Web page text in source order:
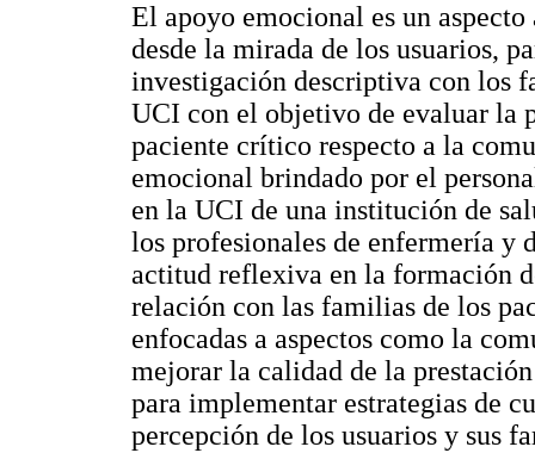
El apoyo emocional es un
desde la mirada de los usuarios,
investigación descriptiva con los
UCI con el objetivo de evaluar la
paciente crítico respecto a la
emocional brindado por el
en la UCI de una institución de
los profesionales de enfermería y
actitud reflexiva en la formación
relación con las familias de los
enfocadas a aspectos como la
mejorar la calidad de la
para implementar estrategias de
percepción de los usuarios y sus